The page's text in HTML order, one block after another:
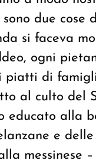
due cose
si faceva
ogni
piatti di
al culto del
educato alla
e
messinese